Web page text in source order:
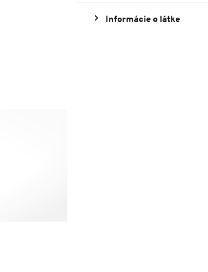
Informácie o látke